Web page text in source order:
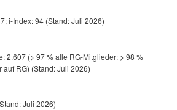
i-Index: 94 (Stand: Juli 2026)
2.607 (> 97 % alle RG-Mitglieder: > 98 %
RG) (Stand: Juli 2026)
Juli 2026)